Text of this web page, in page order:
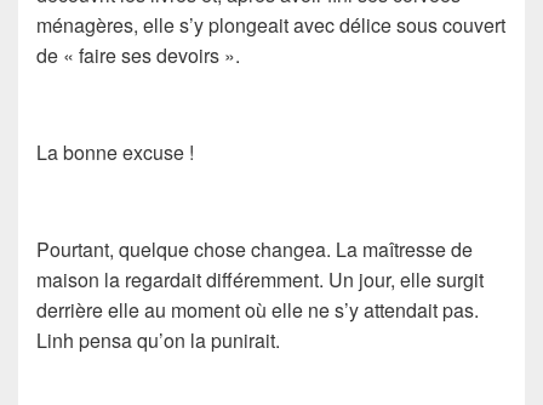
ménagères, elle s’y plongeait avec délice sous couvert
de « faire ses devoirs ».
La bonne excuse !
Pourtant, quelque chose changea. La maîtresse de
maison la regardait différemment. Un jour, elle surgit
derrière elle au moment où elle ne s’y attendait pas.
Linh pensa qu’on la punirait.